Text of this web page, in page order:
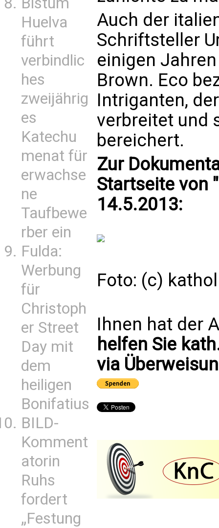
Huelva
führt
verbindlic
hes
zweijährig
es
Katechu
menat für
erwachse
ne
Taufbewe
rber ein
Fulda:
Werbung
für
Christoph
er Street
Day mit
dem
heiligen
Bonifatius
BILD-
Komment
atorin
Ruhs
fordert
„Festung
Auch der
Schriftsteller
einigen
Brown. Eco
Intriganten,
verbreitet und
bereichert.
Zur
Startseite von
14.5.2013:
Foto: (c)
Ihnen hat der
helfen Sie
via